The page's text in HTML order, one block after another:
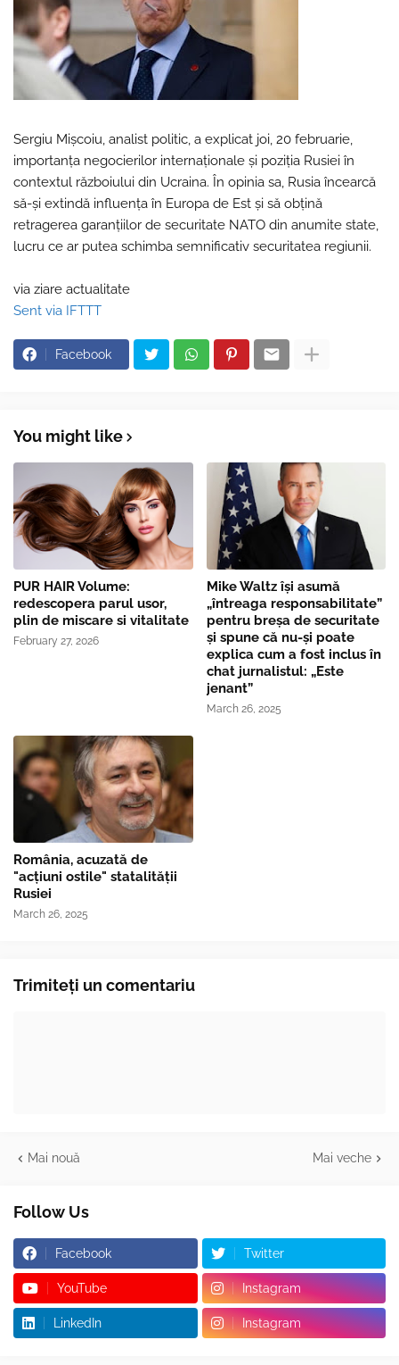
Sergiu Mișcoiu, analist politic, a explicat joi, 20 februarie,
importanța negocierilor internaționale și poziția Rusiei în
contextul războiului din Ucraina. În opinia sa, Rusia încearcă
să-și extindă influența în Europa de Est și să obțină
retragerea garanțiilor de securitate NATO din anumite state,
lucru ce ar putea schimba semnificativ securitatea regiunii.
via ziare actualitate
Sent via IFTTT
Facebook
You might like
PUR HAIR Volume:
redescopera parul usor,
plin de miscare si vitalitate
February 27, 2026
Mike Waltz îşi asumă
„întreaga responsabilitate”
pentru breşa de securitate
și spune că nu-și poate
explica cum a fost inclus în
chat jurnalistul: „Este
jenant”
March 26, 2025
România, acuzată de
"acțiuni ostile" statalității
Rusiei
March 26, 2025
Trimiteți un comentariu
Mai nouă Mai veche
Follow Us
Facebook Twitter
YouTube Instagram
LinkedIn Instagram